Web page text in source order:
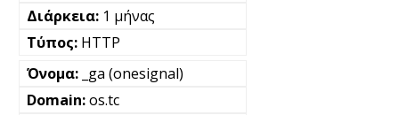
1 μήνας
HTTP
_ga (onesignal)
os.tc